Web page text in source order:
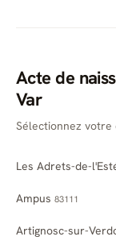
Acte de
Var
Sélectionnez
Les Adrets-de-
Ampus 83111
Artignosc-sur-